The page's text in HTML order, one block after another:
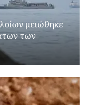
μειώθηκε
των